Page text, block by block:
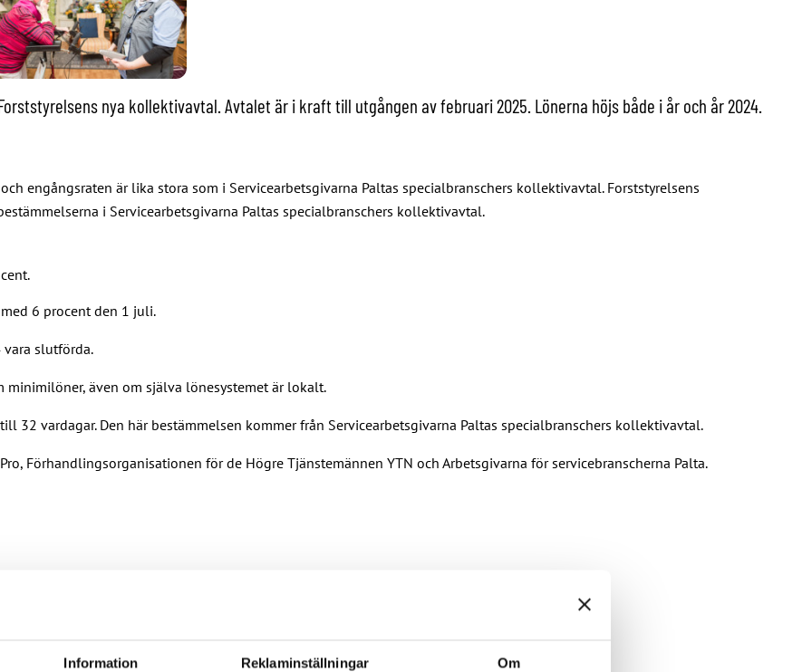
Information Reklaminställningar Om
nya kollektivavtal. Avtalet är i kraft till utgången av februari 2025. Lönerna höjs både i år och år 2024.
engångsraten är lika stora som i Servicearbetsgivarna Paltas specialbranschers kollektivavtal. Forststyrelsens
i Servicearbetsgivarna Paltas specialbranschers kollektivavtal.
6 procent den 1 juli.
slutförda.
även om själva lönesystemet är lokalt.
vardagar. Den här bestämmelsen kommer från Servicearbetsgivarna Paltas specialbranschers kollektivavtal.
Förhandlingsorganisationen för de Högre Tjänstemännen YTN och Arbetsgivarna för servicebranscherna Palta.
mot kollektivavtal